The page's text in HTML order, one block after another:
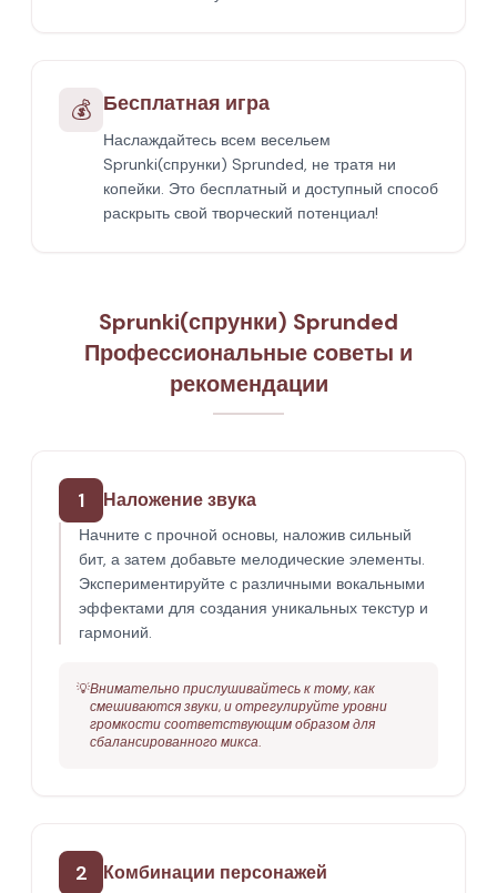
💰 Бесплатная игра
Наслаждайтесь всем весельем
Sprunki(спрунки) Sprunded, не тратя ни
копейки. Это бесплатный и доступный способ
раскрыть свой творческий потенциал!
Sprunki(спрунки) Sprunded
Профессиональные советы и
рекомендации
1 Наложение звука
Начните с прочной основы, наложив сильный
бит, а затем добавьте мелодические элементы.
Экспериментируйте с различными вокальными
эффектами для создания уникальных текстур и
гармоний.
💡Внимательно прислушивайтесь к тому, как
смешиваются звуки, и отрегулируйте уровни
громкости соответствующим образом для
сбалансированного микса.
2 Комбинации персонажей